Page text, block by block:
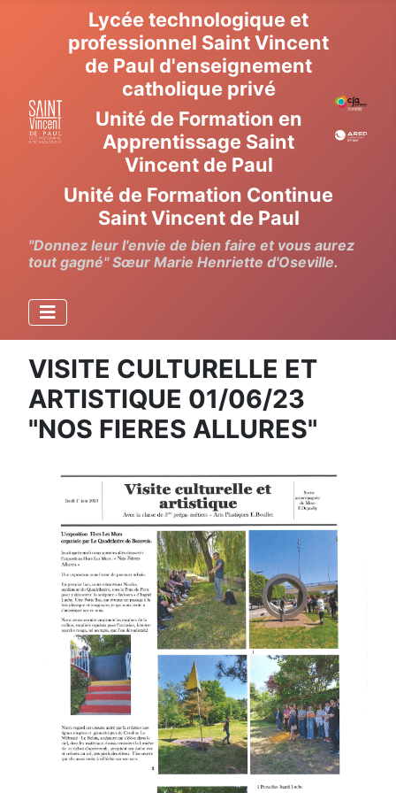
Lycée technologique et
professionnel Saint Vincent
de Paul d'enseignement
catholique privé
Unité de Formation en
Apprentissage Saint
Vincent de Paul
Unité de Formation Continue
Saint Vincent de Paul
"Donnez leur l'envie de bien faire et vous aurez
tout gagné" Sœur Marie Henriette d'Oseville.
VISITE CULTURELLE ET
ARTISTIQUE 01/06/23
"NOS FIERES ALLURES"